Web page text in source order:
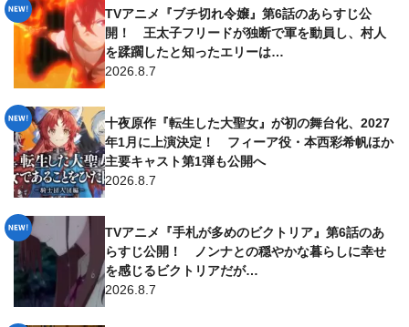
TVアニメ『ブチ切れ令嬢』第6話のあらすじ公
開！ 王太子フリードが独断で軍を動員し、村人
を蹂躙したと知ったエリーは…
2026.8.7
十夜原作『転生した大聖女』が初の舞台化、2027
年1月に上演決定！ フィーア役・本西彩希帆ほか
主要キャスト第1弾も公開へ
2026.8.7
TVアニメ『手札が多めのビクトリア』第6話のあ
らすじ公開！ ノンナとの穏やかな暮らしに幸せ
を感じるビクトリアだが…
2026.8.7